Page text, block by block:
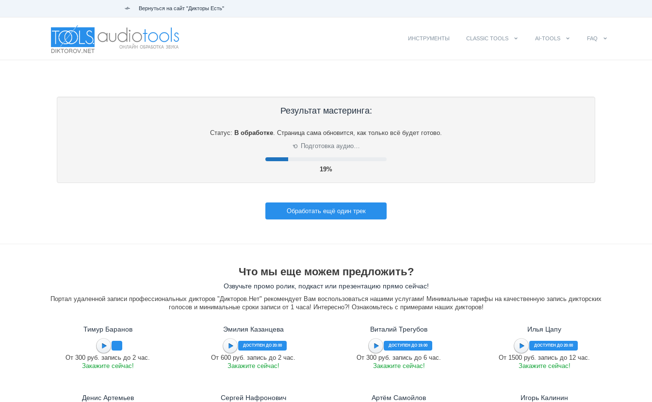
Вернуться на сайт "Дикторы Есть"
ИНСТРУМЕНТЫ CLASSIC TOOLS AI-TOOLS FAQ
Результат мастеринга:
Статус: В обработке. Страница сама обновится, как только всё будет готово.
⟳ Подготовка аудио…
20%
Обработать ещё один трек
Что мы еще можем предложить?
Озвучьте промо ролик, подкаст или презентацию прямо сейчас!
Портал удаленной записи профессиональных дикторов "Дикторов.Нет" рекомендует Вам воспользоваться нашими услугами! Минимальные тарифы на качественную запись дикторских
голосов и минимальные сроки записи от 1 часа! Интересно?! Ознакомьтесь с примерами наших дикторов!
Тимур Баранов
От 300 руб. запись до 2 час.
Закажите сейчас!
Эмилия Казанцева
ДОСТУПЕН ДО 20:00
От 600 руб. запись до 2 час.
Закажите сейчас!
Виталий Трегубов
ДОСТУПЕН ДО 19:00
От 300 руб. запись до 6 час.
Закажите сейчас!
Илья Цапу
ДОСТУПЕН ДО 20:00
От 1500 руб. запись до 12 час.
Закажите сейчас!
Денис Артемьев Сергей Нафронович Артём Самойлов Игорь Калинин